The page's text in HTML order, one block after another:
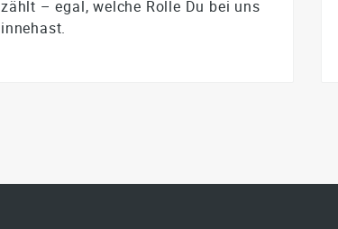
zählt – egal, welche Rolle Du bei uns
innehast.